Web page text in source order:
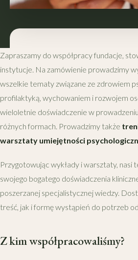
Zapraszamy do współpracy fundacje,
instytucje. Na zamówienie prowadzimy
wszelkie tematy związane ze zdrowiem
profilaktyką, wychowaniem i rozwojem
wieloletnie doświadczenie w
różnych formach. Prowadzimy także
warsztaty umiejętności
Przygotowując wykłady i warsztaty, nasi
swojego bogatego doświadczenia
poszerzanej specjalistycznej wiedzy.
treść, jak i formę wystąpień do potrzeb
Z kim współpracowaliśmy?